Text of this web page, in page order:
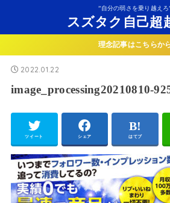
”自分の弱さを乗り越えろ
スズタク自己超
理念記事はこちらか
2022.01.22
image_processing20210810-
ツイート シェア はてブ